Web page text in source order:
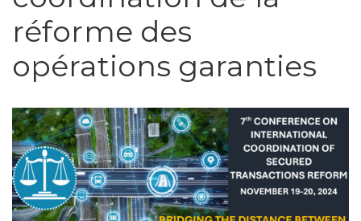
réforme des
opérations garanties